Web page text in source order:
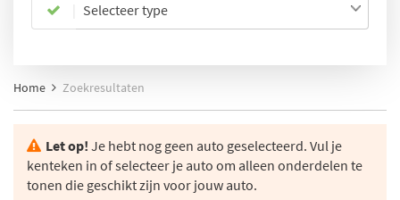
Selecteer type
Home Zoekresultaten
Let op! Je hebt nog geen auto geselecteerd. Vul je
kenteken in of selecteer je auto om alleen onderdelen te
tonen die geschikt zijn voor jouw auto.